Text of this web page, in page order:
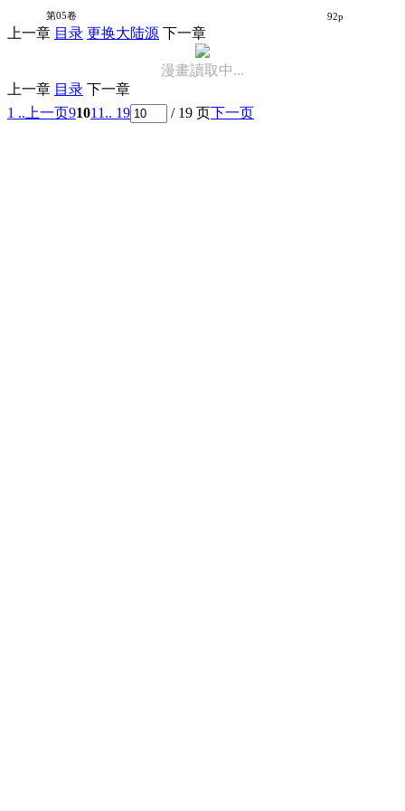
第05卷 92p
上一章 目录 更换大陆源 下一章
漫畫讀取中...
上一章 目录 下一章
1 .. 上一页91011 .. 19 / 19 页下一页